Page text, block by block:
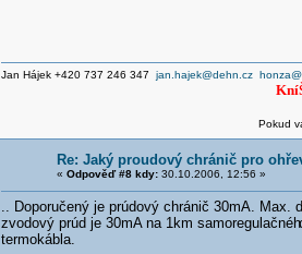
Jan Hájek +420 737 246 347 jan.hajek@dehn.cz
Pokud
Re: Jaký proudový chránič pro
« Odpověď #8 kdy:30.10.2006, 12:56 »
.. Doporučený je prúdový chránič 30mA. Max.
zvodový prúd je 30mA na 1km samoregulačnéh
termokábla.